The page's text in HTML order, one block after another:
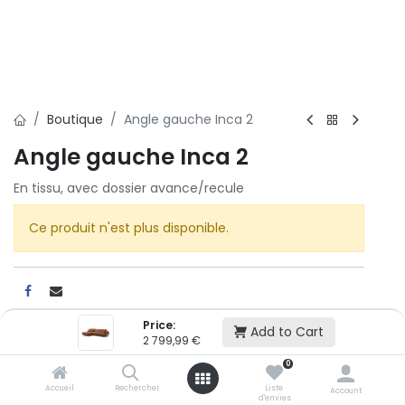
Price:
2 799,99 € Add to Cart
Accueil Rechercher
0
Liste
d'envies
Account
Boutique Angle gauche Inca 2
Angle gauche Inca 2
En tissu, avec dossier avance/recule
Ce produit n'est plus disponible.
Cet article n'est plus disponible.